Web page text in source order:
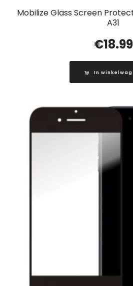
Mobilize Glass Screen
A31
€18.99
In